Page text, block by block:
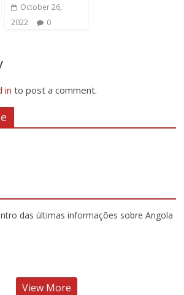
October 26,
2022
0
in to post a comment.
das últimas informações sobre Angola
View More